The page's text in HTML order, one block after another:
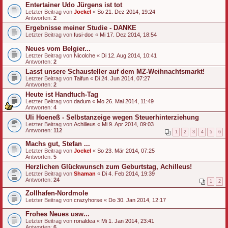
Entertainer Udo Jürgens ist tot
Letzter Beitrag von Jockel « So 21. Dez 2014, 19:24
Antworten: 2
Ergebnisse meiner Studie - DANKE
Letzter Beitrag von fusi-doc « Mi 17. Dez 2014, 18:54
Neues vom Belgier...
Letzter Beitrag von Nicolche « Di 12. Aug 2014, 10:41
Antworten: 2
Lasst unsere Schausteller auf dem MZ-Weihnachtsmarkt!
Letzter Beitrag von Taifun « Di 24. Jun 2014, 07:27
Antworten: 2
Heute ist Handtuch-Tag
Letzter Beitrag von dadum « Mo 26. Mai 2014, 11:49
Antworten: 4
Uli Hoeneß - Selbstanzeige wegen Steuerhinterziehung
Letzter Beitrag von Achilleus « Mi 9. Apr 2014, 09:03
Antworten: 112 1 2 3 4 5 6
Machs gut, Stefan ...
Letzter Beitrag von Jockel « So 23. Mär 2014, 07:25
Antworten: 5
Herzlichen Glückwunsch zum Geburtstag, Achilleus!
Letzter Beitrag von Shaman « Di 4. Feb 2014, 19:39
Antworten: 24 1 2
Zollhafen-Nordmole
Letzter Beitrag von crazyhorse « Do 30. Jan 2014, 12:17
Frohes Neues usw...
Letzter Beitrag von ronaldea « Mi 1. Jan 2014, 23:41
Antworten: 6